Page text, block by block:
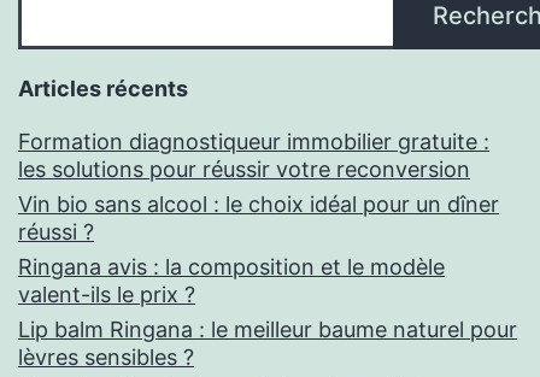
Articles récents
Formation diagnostiqueur immobilier gratuite :
les solutions pour réussir votre reconversion
Vin bio sans alcool : le choix idéal pour un dîner
réussi ?
Ringana avis : la composition et le modèle
valent-ils le prix ?
Lip balm Ringana : le meilleur baume naturel pour
lèvres sensibles ?